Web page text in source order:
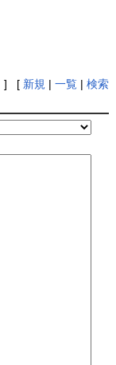
] [ 新規 | 一覧| 検索